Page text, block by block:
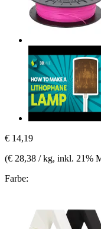
€ 14,19
(€ 28,38 / kg, inkl. 21%
Farbe: